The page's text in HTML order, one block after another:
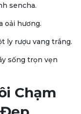
sencha.
oải hương.
ly rượu vang trắng.
sống trọn vẹn
Chạm